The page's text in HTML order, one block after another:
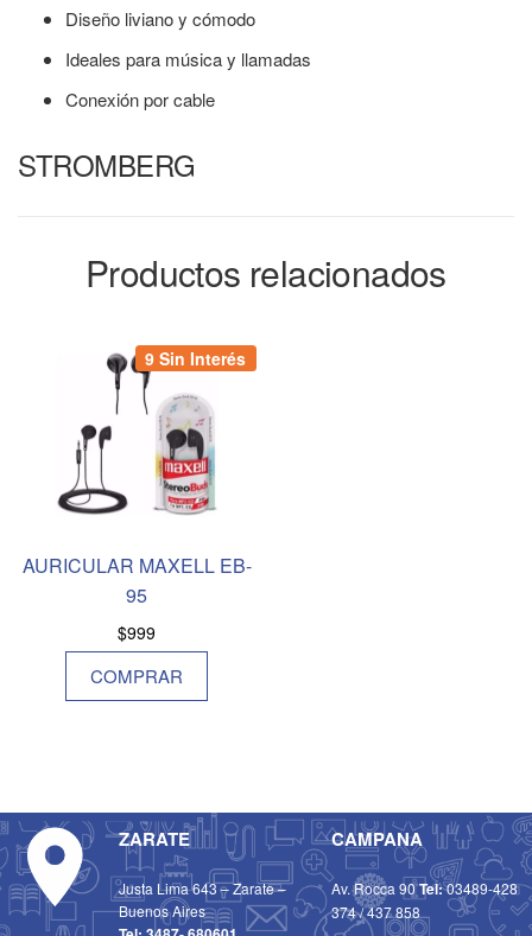
Diseño liviano y cómodo
Ideales para música y llamadas
Conexión por cable
STROMBERG
Productos relacionados
9 Sin Interés
AURICULAR MAXELL EB-
95
$999
COMPRAR
ZARATE
Justa Lima 643 – Zarate –
Buenos Aires
CAMPANA
Av. Rocca 90Tel:03489-428
374/437 858